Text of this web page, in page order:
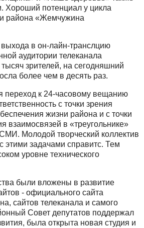
Хороший потенциал у цикла
района «Жемчужина
в он-лайн-транслцию
аудитории телеканала
зрителей, на сегодняшний
более чем в десять раз.
переход к 24-часовому вещанию
с точки зрения
жизни района и с точки
взаимосвязей в «треугольнике»
Молодой творческий коллектив
этими задачами справитс. Тем
уровне технического
были вложены в развитие
- официального сайта
сайтов телеканала и самого
Совет депутатов поддержал
была открыта новая студия и